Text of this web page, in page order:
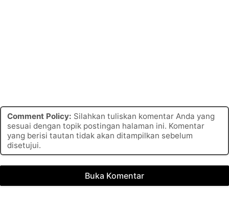
Comment Policy: Silahkan tuliskan komentar Anda yang
sesuai dengan topik postingan halaman ini. Komentar
yang berisi tautan tidak akan ditampilkan sebelum
disetujui.
Buka Komentar